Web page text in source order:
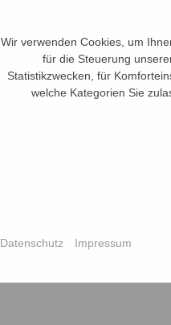
Wir verwenden Cookies, um
für die Steuerung
Statistikzwecken, für
welche Kategorien Sie
Datenschutz Impressum